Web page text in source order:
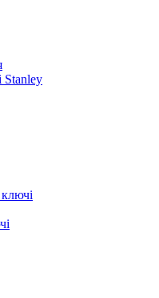
Stanley
ключі